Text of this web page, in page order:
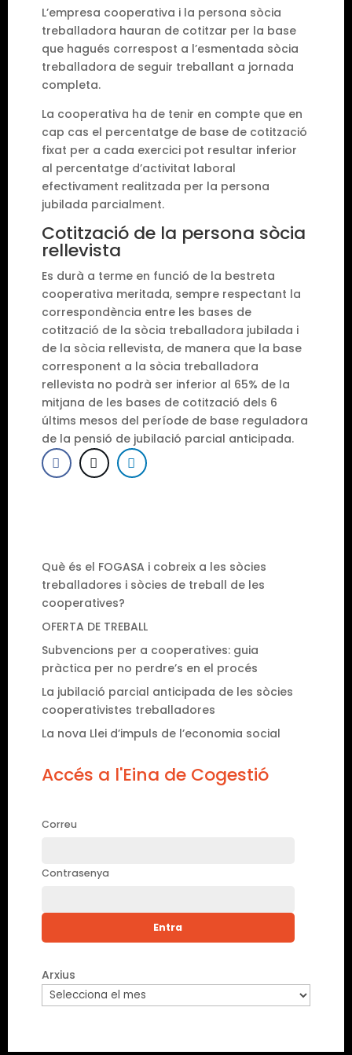
L’empresa cooperativa i la persona sòcia
treballadora hauran de cotitzar per la base
que hagués correspost a l’esmentada sòcia
treballadora de seguir treballant a jornada
completa.
La cooperativa ha de tenir en compte que en
cap cas el percentatge de base de cotització
fixat per a cada exercici pot resultar inferior
al percentatge d’activitat laboral
efectivament realitzada per la persona
jubilada parcialment.
Cotització de la persona sòcia
rellevista
Es durà a terme en funció de la bestreta
cooperativa meritada, sempre respectant la
correspondència entre les bases de
cotització de la sòcia treballadora jubilada i
de la sòcia rellevista, de manera que la base
corresponent a la sòcia treballadora
rellevista no podrà ser inferior al 65% de la
mitjana de les bases de cotització dels 6
últims mesos del període de base reguladora
de la pensió de jubilació parcial anticipada.
Què és el FOGASA i cobreix a les sòcies
treballadores i sòcies de treball de les
cooperatives?
OFERTA DE TREBALL
Subvencions per a cooperatives: guia
pràctica per no perdre’s en el procés
La jubilació parcial anticipada de les sòcies
cooperativistes treballadores
La nova Llei d’impuls de l’economia social
Accés a l'Eina de Cogestió
Correu
Contrasenya
Arxius